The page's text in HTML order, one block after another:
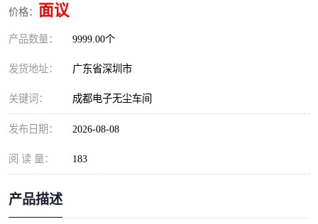
价格： 面议
产品数量： 9999.00个
发货地址： 广东省深圳市
关键词： 成都电子无尘车间
发布日期： 2026-08-08
阅 读 量： 183
产品描述